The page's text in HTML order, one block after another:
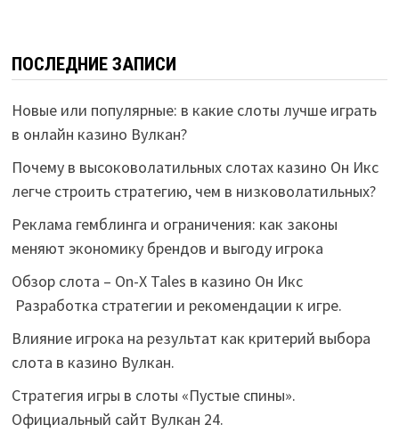
ПОСЛЕДНИЕ ЗАПИСИ
Новые или популярные: в какие слоты лучше играть
в онлайн казино Вулкан?
Почему в высоковолатильных слотах казино Он Икс
легче строить стратегию, чем в низковолатильных?
Реклама гемблинга и ограничения: как законы
меняют экономику брендов и выгоду игрока
Обзор слота – On-X Tales в казино Он Икс
Разработка стратегии и рекомендации к игре.
Влияние игрока на результат как критерий выбора
слота в казино Вулкан.
Стратегия игры в слоты «Пустые спины».
Официальный сайт Вулкан 24.